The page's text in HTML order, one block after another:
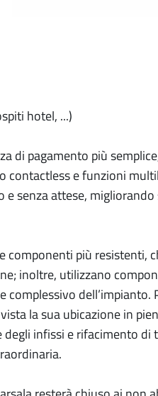
hotel, ...)
di pagamento più
e funzioni
senza attese,
componenti più resistenti,
inoltre, utilizzano
dell’impianto.
la sua ubicazione in
infissi e rifacimento di